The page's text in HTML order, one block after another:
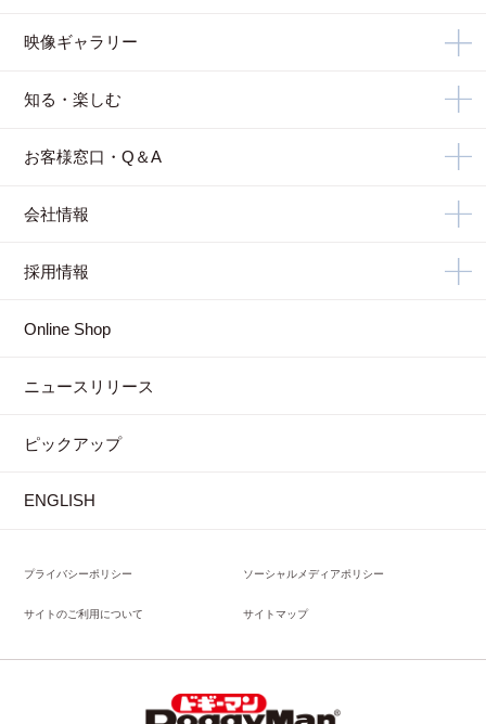
映像ギャラリー
知る・楽しむ
お客様窓口・Q＆A
会社情報
採用情報
Online Shop
ニュースリリース
ピックアップ
ENGLISH
プライバシーポリシー ソーシャルメディアポリシー
サイトのご利用について サイトマップ